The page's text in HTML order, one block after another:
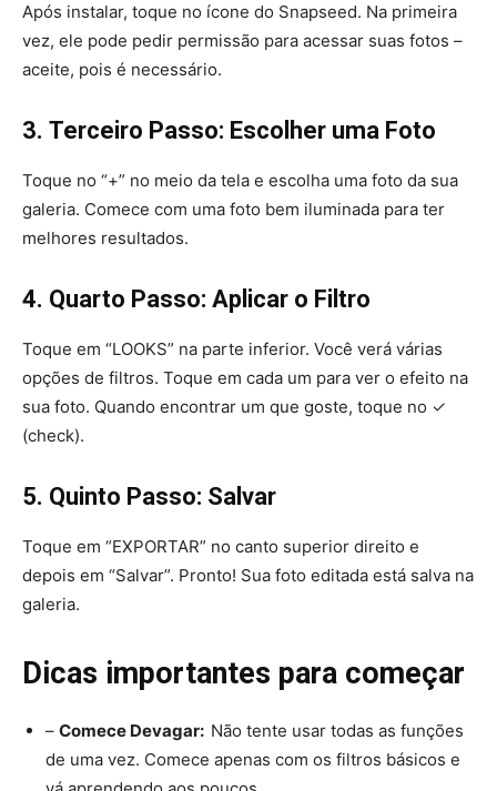
Após instalar, toque no ícone do Snapseed. Na primeira
vez, ele pode pedir permissão para acessar suas fotos –
aceite, pois é necessário.
3. Terceiro Passo: Escolher uma Foto
Toque no “+” no meio da tela e escolha uma foto da sua
galeria. Comece com uma foto bem iluminada para ter
melhores resultados.
4. Quarto Passo: Aplicar o Filtro
Toque em “LOOKS” na parte inferior. Você verá várias
opções de filtros. Toque em cada um para ver o efeito na
sua foto. Quando encontrar um que goste, toque no ✓
(check).
5. Quinto Passo: Salvar
Toque em “EXPORTAR” no canto superior direito e
depois em “Salvar”. Pronto! Sua foto editada está salva na
galeria.
Dicas importantes para começar
– Comece Devagar: Não tente usar todas as funções
de uma vez. Comece apenas com os filtros básicos e